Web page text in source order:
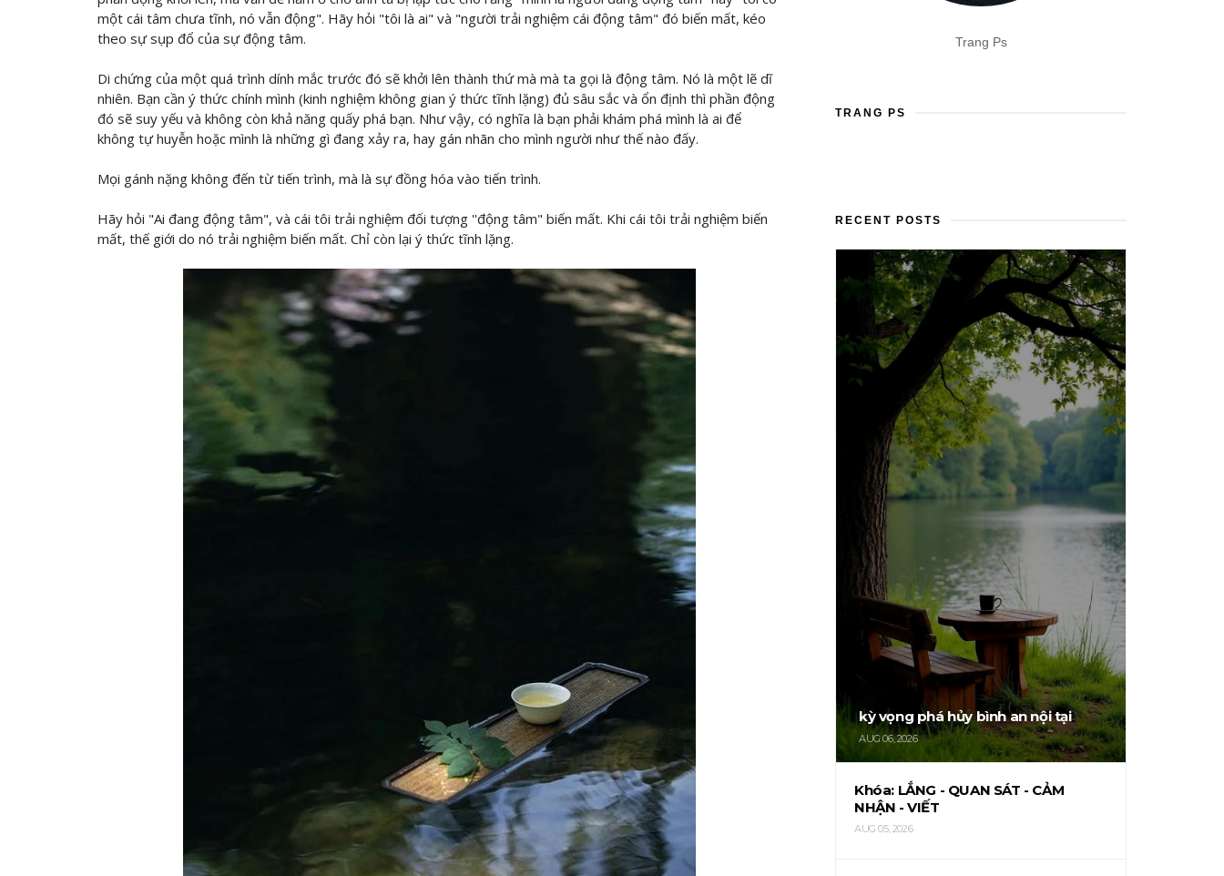
một cái tâm chưa tĩnh, nó vẫn động". Hãy hỏi "tôi là ai" và "người trải nghiệm cái động tâm" đó biến mất, kéo
theo sự sụp đổ của sự động tâm.
Di chứng của một quá trình dính mắc trước đó sẽ khởi lên thành thứ mà mà ta gọi là động tâm. Nó là một lẽ dĩ
nhiên. Bạn cần ý thức chính mình (kinh nghiệm không gian ý thức tĩnh lặng) đủ sâu sắc và ổn định thì phần động
đó sẽ suy yếu và không còn khả năng quấy phá bạn. Như vậy, có nghĩa là bạn phải khám phá mình là ai để
không tự huyễn hoặc mình là những gì đang xảy ra, hay gán nhãn cho mình người như thế nào đấy.
Mọi gánh nặng không đến từ tiến trình, mà là sự đồng hóa vào tiến trình.
Hãy hỏi "Ai đang động tâm", và cái tôi trải nghiệm đối tượng ''động tâm" biến mất. Khi cái tôi trải nghiệm biến
mất, thế giới do nó trải nghiệm biến mất. Chỉ còn lại ý thức tĩnh lặng.
Trang Ps
TRANG PS
RECENT POSTS
kỳ vọng phá hủy bình an nội tại
AUG 06, 2026
Khóa: LẮNG - QUAN SÁT - CẢM
NHẬN - VIẾT
AUG 05, 2026